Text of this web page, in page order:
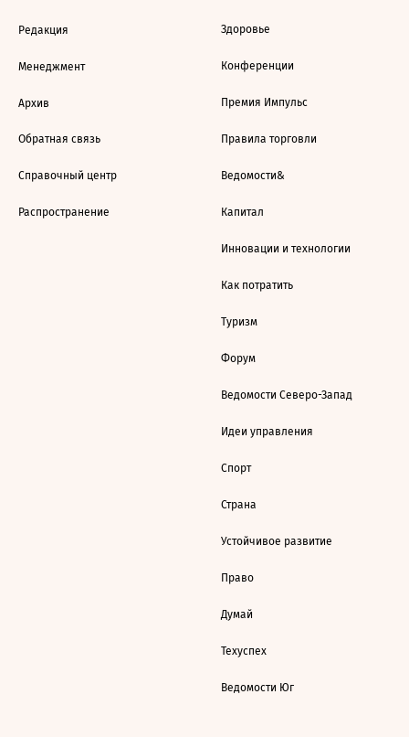
Редакция
Менеджмент
Архив
Обратная связь
Справочный центр
Распространение
Здоровье
Конференции
Премия Импульс
Правила торговли
Ведомости&
Капитал
Инновации и технологии
Как потратить
Туризм
Форум
Ведомости Северо-Запад
Идеи управления
Спорт
Страна
Устойчивое развитие
Право
Думай
Техуспех
Ведомости Юг